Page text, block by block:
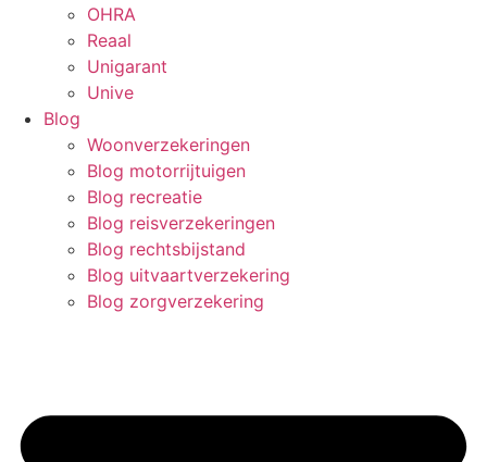
OHRA
Reaal
Unigarant
Unive
Blog
Woonverzekeringen
Blog motorrijtuigen
Blog recreatie
Blog reisverzekeringen
Blog rechtsbijstand
Blog uitvaartverzekering
Blog zorgverzekering